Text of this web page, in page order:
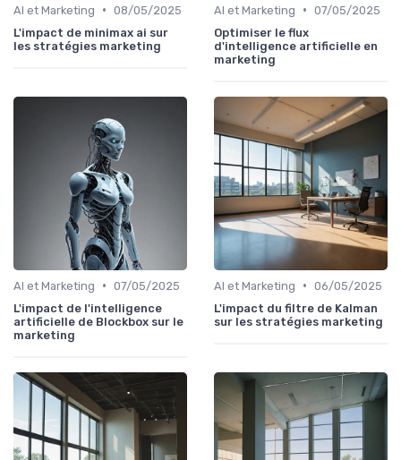
AI et Marketing • 08/05/2025
L'impact de minimax ai sur
les stratégies marketing
AI et Marketing • 07/05/2025
Optimiser le flux
d'intelligence artificielle en
marketing
AI et Marketing • 07/05/2025
L'impact de l'intelligence
artificielle de Blockbox sur le
marketing
AI et Marketing • 06/05/2025
L'impact du filtre de Kalman
sur les stratégies marketing